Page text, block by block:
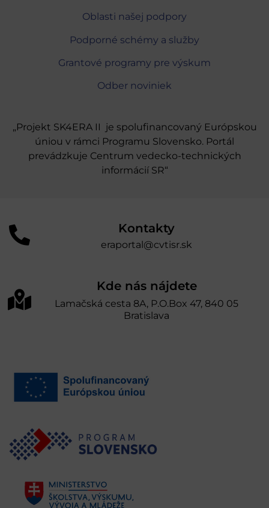
Oblasti našej podpory
Podporné schémy a služby
Grantové programy pre výskum
Odber noviniek
„Projekt SK4ERA II je spolufinancovaný Európskou
úniou v rámci Programu Slovensko. Portál
prevádzkuje Centrum vedecko-technických
informácií SR“
Kontakty
eraportal@cvtisr.sk
Kde nás nájdete
Lamačská cesta 8A, P.O.Box 47, 840 05
Bratislava